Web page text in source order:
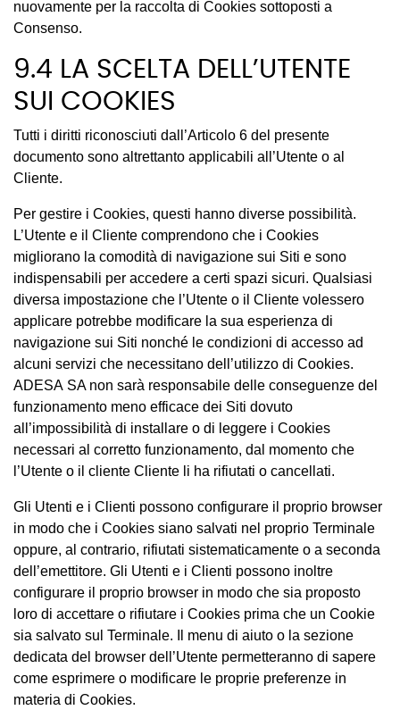
nuovamente per la raccolta di Cookies sottoposti a
Consenso.
9.4 LA SCELTA DELL’UTENTE
SUI COOKIES
Tutti i diritti riconosciuti dall’Articolo 6 del presente
documento sono altrettanto applicabili all’Utente o al
Cliente.
Per gestire i Cookies, questi hanno diverse possibilità.
L’Utente e il Cliente comprendono che i Cookies
migliorano la comodità di navigazione sui Siti e sono
indispensabili per accedere a certi spazi sicuri. Qualsiasi
diversa impostazione che l’Utente o il Cliente volessero
applicare potrebbe modificare la sua esperienza di
navigazione sui Siti nonché le condizioni di accesso ad
alcuni servizi che necessitano dell’utilizzo di Cookies.
ADESA SA non sarà responsabile delle conseguenze del
funzionamento meno efficace dei Siti dovuto
all’impossibilità di installare o di leggere i Cookies
necessari al corretto funzionamento, dal momento che
l’Utente o il cliente Cliente li ha rifiutati o cancellati.
Gli Utenti e i Clienti possono configurare il proprio browser
in modo che i Cookies siano salvati nel proprio Terminale
oppure, al contrario, rifiutati sistematicamente o a seconda
dell’emettitore. Gli Utenti e i Clienti possono inoltre
configurare il proprio browser in modo che sia proposto
loro di accettare o rifiutare i Cookies prima che un Cookie
sia salvato sul Terminale. Il menu di aiuto o la sezione
dedicata del browser dell’Utente permetteranno di sapere
come esprimere o modificare le proprie preferenze in
materia di Cookies.